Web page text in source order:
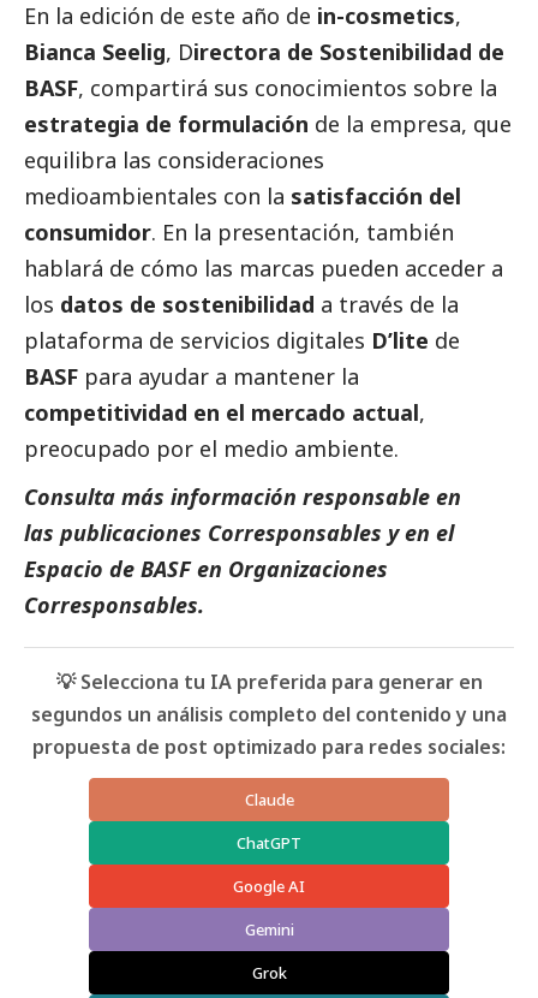
En la edición de este año de in-cosmetics,
Bianca Seelig, Directora de Sostenibilidad de
BASF, compartirá sus conocimientos sobre la
estrategia de formulación de la empresa, que
equilibra las consideraciones
medioambientales con la satisfacción del
consumidor. En la presentación, también
hablará de cómo las marcas pueden acceder a
los datos de sostenibilidad a través de la
plataforma de servicios digitales D’lite de
BASF para ayudar a mantener la
competitividad en el mercado actual,
preocupado por el medio ambiente.
Consulta más información responsable en
las publicaciones Corresponsables y en el
Espacio de BASFen Organizaciones
Corresponsables.
💡 Selecciona tu IA preferida para generar en
segundos un análisis completo del contenido y una
propuesta de post optimizado para redes sociales:
Claude
ChatGPT
Google AI
Gemini
Grok